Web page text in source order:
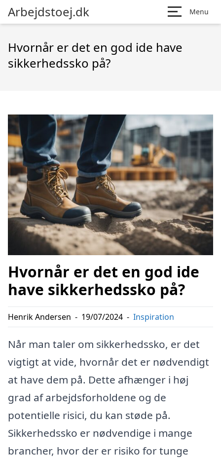
Arbejdstoej.dk Menu
Hvornår er det en god ide have
sikkerhedssko på?
Hvornår er det en god ide
have sikkerhedssko på?
Henrik Andersen - 19/07/2024 - Inspiration
Når man taler om sikkerhedssko, er det
vigtigt at vide, hvornår det er nødvendigt
at have dem på. Dette afhænger i høj
grad af arbejdsforholdene og de
potentielle risici, du kan støde på.
Sikkerhedssko er nødvendige i mange
brancher, hvor der er risiko for tunge